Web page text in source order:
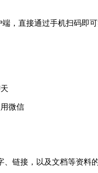
，直接通过手机扫码即
微信
链接，以及文档等资料